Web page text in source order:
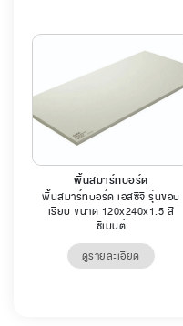
พื้นสมาร์ทบอร์ด
พื้นสมาร์ทบอร์ด เอสซีจี รุ่นขอบ
เรียบ ขนาด 120x240x1.5 สี
ซีเมนต์
ดูรายละเอียด